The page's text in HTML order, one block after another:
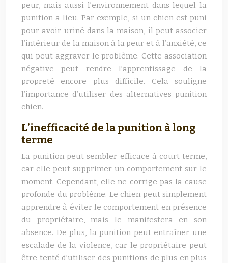
peur, mais aussi l’environnement dans lequel la
punition a lieu. Par exemple, si un chien est puni
pour avoir uriné dans la maison, il peut associer
l’intérieur de la maison à la peur et à l’anxiété, ce
qui peut aggraver le problème. Cette association
négative peut rendre l’apprentissage de la
propreté encore plus difficile. Cela souligne
l’importance d’utiliser des alternatives punition
chien.
L’inefficacité de la punition à long
terme
La punition peut sembler efficace à court terme,
car elle peut supprimer un comportement sur le
moment. Cependant, elle ne corrige pas la cause
profonde du problème. Le chien peut simplement
apprendre à éviter le comportement en présence
du propriétaire, mais le manifestera en son
absence. De plus, la punition peut entraîner une
escalade de la violence, car le propriétaire peut
être tenté d’utiliser des punitions de plus en plus